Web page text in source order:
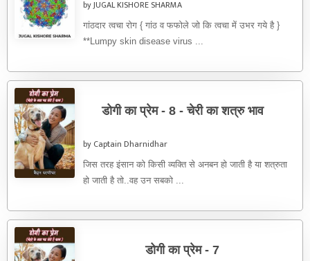
by JUGAL KISHORE SHARMA
गांठदार त्वचा रोग { गांठ व फफोले जो कि त्वचा में उभर गये है }
**Lumpy skin disease virus ...
डोगी का प्रेम - 8 - चेरी का शत्रु भाव
by Captain Dharnidhar
जिस तरह इंसान को किसी व्यक्ति से अनबन हो जाती है या शत्रुता
हो जाती है तो..वह उन सबको ...
डोगी का प्रेम - 7